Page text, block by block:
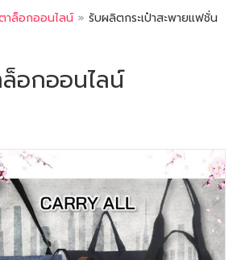
าล็อกออนไลน์ » รับผลิตกระเป๋าสะพายแฟชั่น
อกออนไลน์